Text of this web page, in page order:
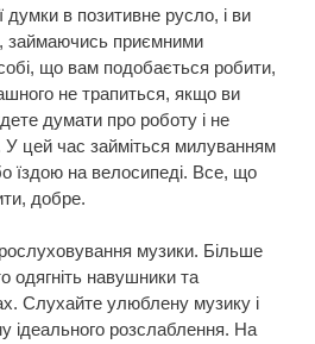
в позитивне русло, і ви
займаючись приємними
що вам подобається робити,
не трапиться, якщо ви
думати про роботу і не
У цей час займіться милуванням
їздою на велосипеді. Все, що
добре.
музики. Більше
одягніть навушники та
Слухайте улюблену музику і
ідеального розслаблення. На